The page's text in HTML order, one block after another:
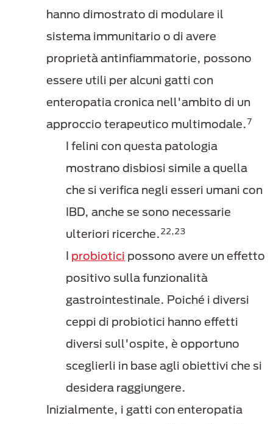
hanno dimostrato di modulare il
sistema immunitario o di avere
proprietà antinfiammatorie, possono
essere utili per alcuni gatti con
enteropatia cronica nell'ambito di un
approccio terapeutico multimodale.7
I felini con questa patologia
mostrano disbiosi simile a quella
che si verifica negli esseri umani con
IBD, anche se sono necessarie
ulteriori ricerche.22,23
I probiotici possono avere un effetto
positivo sulla funzionalità
gastrointestinale. Poiché i diversi
ceppi di probiotici hanno effetti
diversi sull'ospite, è opportuno
sceglierli in base agli obiettivi che si
desidera raggiungere.
Inizialmente, i gatti con enteropatia